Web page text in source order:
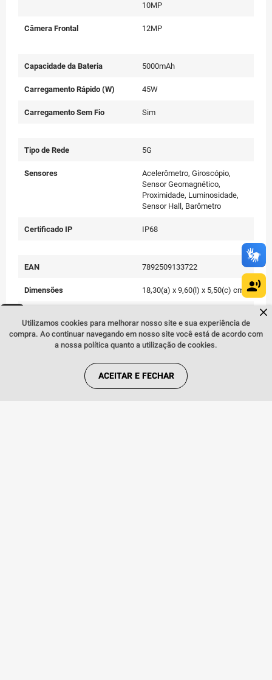
Fale comigo
clicando aqui
10MP
Câmera Frontal 12MP
Capacidade da Bateria 5000mAh
Carregamento Rápido (W) 45W
Carregamento Sem Fio Sim
Tipo de Rede 5G
Sensores
Acelerômetro, Giroscópio,
Sensor Geomagnético,
Proximidade, Luminosidade,
Sensor Hall, Barômetro
Certificado IP IP68
EAN 7892509133722
Dimensões 18,30(a) x 9,60(l) x 5,50(c) cm
Cor Violeta
carregador, cabo USB, Extrator
de Chip e manual do usuário
Utilizamos cookies para melhorar nosso site e sua experiência de
compra. Ao continuar navegando em nosso site você está de acordo com
a nossa política quanto a utilização de cookies.
ACEITAR E FECHAR